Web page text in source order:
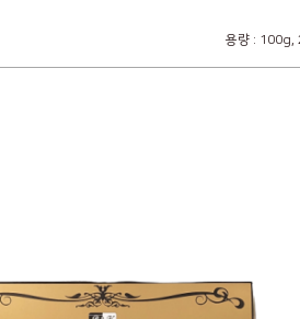
용량 : 100g,